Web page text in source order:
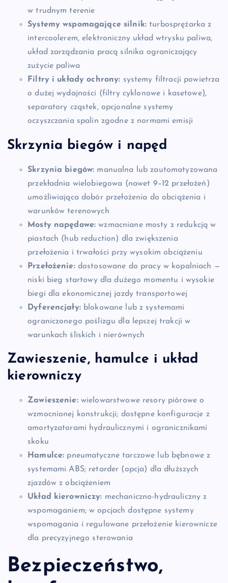
w trudnym terenie
Systemy wspomagające silnik: turbosprężarka z
intercoolerem, elektroniczny układ wtrysku paliwa,
układ zarządzania pracą silnika ograniczający
zużycie paliwa
Filtry i układy ochrony: systemy filtracji powietrza
o dużej wydajności (filtry cyklonowe i kasetowe),
separatory cząstek, opcjonalne systemy
oczyszczania spalin zgodne z normami emisji
Skrzynia biegów i napęd
Skrzynia biegów: manualna lub zautomatyzowana
przekładnia wielobiegowa (nawet 9–12 przełożeń)
umożliwiająca dobór przełożenia do obciążenia i
warunków terenowych
Mosty napędowe: wzmacniane mosty z redukcją w
piastach (hub reduction) dla zwiększenia
przełożenia i trwałości przy wysokim obciążeniu
Przełożenie:dostosowane do pracy w kopalniach —
niski bieg startowy dla dużego momentu i wysokie
biegi dla ekonomicznej jazdy transportowej
Dyferencjały:blokowane lub z systemami
ograniczonego poślizgu dla lepszej trakcji w
warunkach śliskich i nierównych
Zawieszenie, hamulce i układ
kierowniczy
Zawieszenie:wielowarstwowe resory piórowe o
wzmocnionej konstrukcji; dostępne konfiguracje z
amortyzatorami hydraulicznymi i ogranicznikami
skoku
Hamulce: pneumatyczne tarczowe lub bębnowe z
systemami ABS; retarder (opcja) dla dłuższych
zjazdów z obciążeniem
Układ kierowniczy: mechaniczno-hydrauliczny z
wspomaganiem; w opcjach dostępne systemy
wspomagania i regulowane przełożenie kierownicze
dla precyzyjnego sterowania
Bezpieczeństwo,